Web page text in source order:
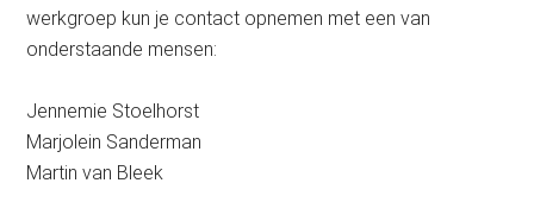
werkgroep kun je contact opnemen met een van
onderstaande mensen:
Jennemie Stoelhorst
Marjolein Sanderman
Martin van Bleek